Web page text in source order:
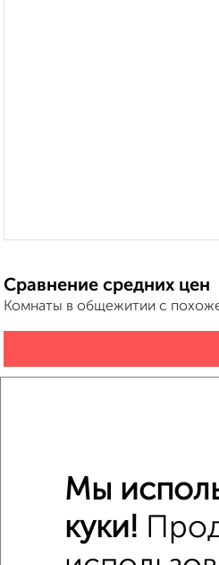
Сравнение средних цен
Комнаты в общежитии с
Средняя цена район
Это предложение
Средняя цена по городу
Мы
куки!